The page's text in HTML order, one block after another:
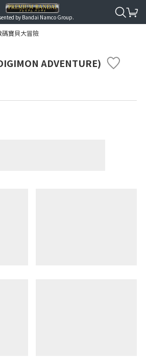
by Bandai Namco Group.
碼寶貝大冒險
ADVENTURE)